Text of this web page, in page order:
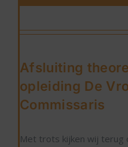
Afsluiting
opleiding De
Commissaris
Met trots kijken wij terug